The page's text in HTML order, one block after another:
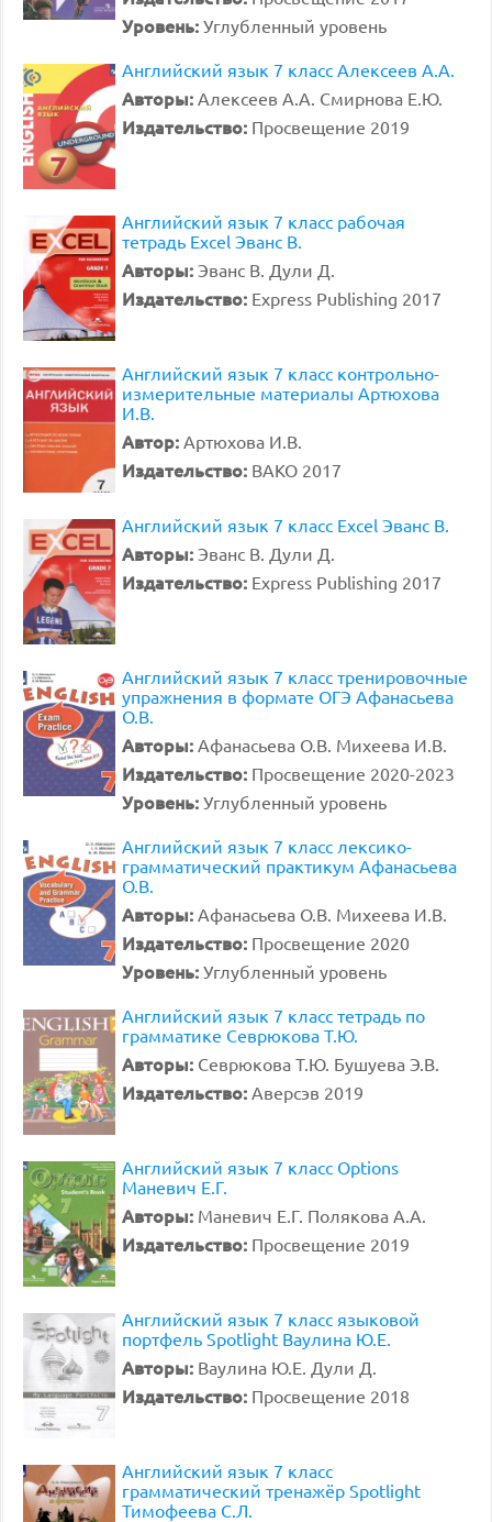
Уровень: Углубленный уровень
Английский язык 7 класс Алексеев А.А.
Авторы: Алексеев А.А. Смирнова Е.Ю.
Издательство: Просвещение 2019
Английский язык 7 класс рабочая
тетрадь Excel Эванс В.
Авторы: Эванс В. Дули Д.
Издательство: Express Publishing 2017
Английский язык 7 класс контрольно-
измерительные материалы Артюхова
И.В.
Автор: Артюхова И.В.
Издательство: ВАКО 2017
Английский язык 7 класс Excel Эванс В.
Авторы: Эванс В. Дули Д.
Издательство: Express Publishing 2017
Английский язык 7 класс тренировочные
упражнения в формате ОГЭ Афанасьева
О.В.
Авторы: Афанасьева О.В. Михеева И.В.
Издательство: Просвещение 2020-2023
Уровень: Углубленный уровень
Английский язык 7 класс лексико-
грамматический практикум Афанасьева
О.В.
Авторы: Афанасьева О.В. Михеева И.В.
Издательство: Просвещение 2020
Уровень: Углубленный уровень
Английский язык 7 класс тетрадь по
грамматике Севрюкова Т.Ю.
Авторы: Севрюкова Т.Ю. Бушуева Э.В.
Издательство: Аверсэв 2019
Английский язык 7 класс Options
Маневич Е.Г.
Авторы: Маневич Е.Г. Полякова А.А.
Издательство: Просвещение 2019
Английский язык 7 класс языковой
портфель Spotlight Ваулина Ю.Е.
Авторы: Ваулина Ю.Е. Дули Д.
Издательство: Просвещение 2018
Английский язык 7 класс
грамматический тренажёр Spotlight
Тимофеева С.Л.